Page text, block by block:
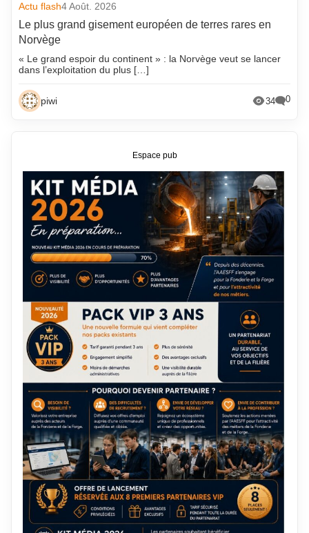
Actu flash4 Août. 2026
Le plus grand gisement européen de terres rares en
Norvège
« Le grand espoir du continent » : la Norvège veut se lancer
dans l’exploitation du plus […]
piwi 34 0
Espace pub